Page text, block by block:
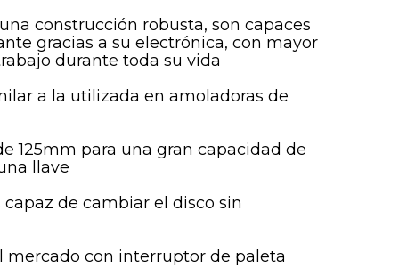
construcción robusta, son capaces
gracias a su electrónica, con mayor
durante toda su vida
a la utilizada en amoladoras de
125mm para una gran capacidad de
llave
de cambiar el disco sin
con interruptor de paleta